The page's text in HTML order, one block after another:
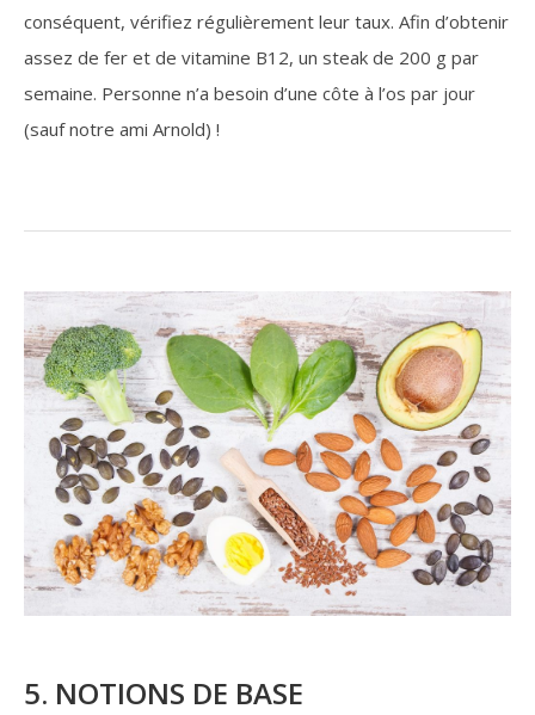
conséquent, vérifiez régulièrement leur taux. Afin d’obtenir
assez de fer et de vitamine B12, un steak de 200 g par
semaine. Personne n’a besoin d’une côte à l’os par jour
(sauf notre ami Arnold) !
5. NOTIONS DE BASE